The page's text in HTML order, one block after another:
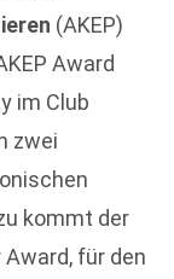
(AKEP)
Award
im Club
zwei
kommt der
für den